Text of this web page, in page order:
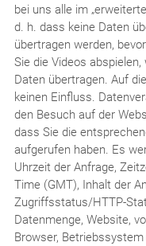
bei uns alle im
d. h. dass keine Daten
übertragen werden,
Sie die Videos
Daten übertragen. Auf
keinen Einfluss.
den Besuch auf der
dass Sie die
aufgerufen haben. Es
Uhrzeit der Anfrage,
Time (GMT), Inhalt der
Zugriffsstatus/HTTP-
Datenmenge, Website,
Browser,